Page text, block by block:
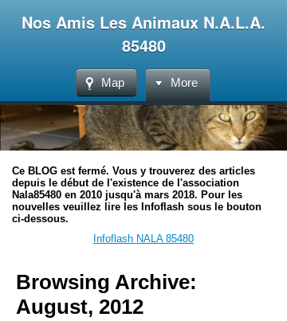
Nos Amis Les Animaux N.A.L.A.
85480
Map More
Ce BLOG est fermé. Vous y trouverez des articles
depuis le début de l'existence de l'association
Nala85480 en 2010 jusqu'à mars 2018. Pour les
nouvelles veuillez lire les Infoflash sous le bouton
ci-dessous.
Infoflash NALA 85480
Browsing Archive:
August, 2012